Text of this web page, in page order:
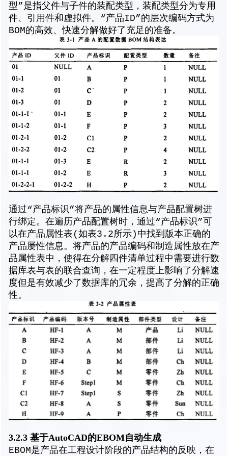
型”是指父件与子件的装配类型，装配类型分为专用
件、引用件和虚拟件。“产品ID”的层次编码方式为
BOM的高效、快速分解做好了充足的准备。
通过“产品标识”将产品的属性信息与产品配置树进
行绑定。在遍历产品配置树时，通过“产品标识”可
以在产品属性表(如表3.2所示)中找到版本正确的
产品屡性信息。将产品的产品编码和制造属性放在产
品属性表中，使得在分解四件清单过程中需要进行数
据库表与表的联合查询，在一定程度上影响了分解速
度但是有效减少了数据库的冗余，提高了分解的正确
性。
3.2.3 基于AutoCAD的EBOM自动生成
EBOM是产品在工程设计阶段的产品结构的反映，在